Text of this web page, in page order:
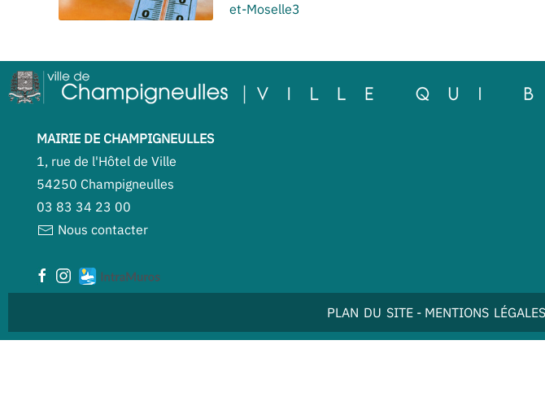
et-Moselle3
MAIRIE DE CHAMPIGNEULLES
1, rue de l'Hôtel de Ville
54250 Champigneulles
03 83 34 23 00
Nous contacter
PLAN DU SITE- MENTIONS LÉGALES